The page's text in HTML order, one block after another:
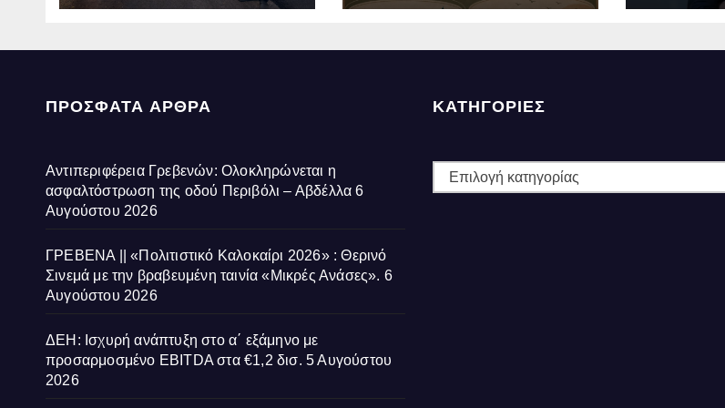
Αβδέλλα
Ανάσες».
ΠΡΌΣΦΑΤΑ ΆΡΘΡΑ
Αντιπεριφέρεια Γρεβενών: Ολοκληρώνεται η
ασφαλτόστρωση της οδού Περιβόλι – Αβδέλλα 6
Αυγούστου 2026
ΓΡΕΒΕΝΑ || «Πολιτιστικό Καλοκαίρι 2026» : Θερινό
Σινεμά με την βραβευμένη ταινία «Μικρές Ανάσες». 6
Αυγούστου 2026
ΔΕΗ: Ισχυρή ανάπτυξη στο α΄ εξάμηνο με
προσαρμοσμένο EBITDA στα €1,2 δισ. 5 Αυγούστου
2026
ΚΑΤΗΓΟΡΙΕΣ
ΚΑΤΗΓΟΡΙΕΣ